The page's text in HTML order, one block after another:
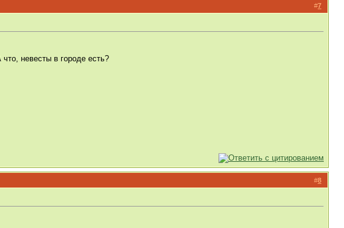
#7
невесты в городе есть?
#8